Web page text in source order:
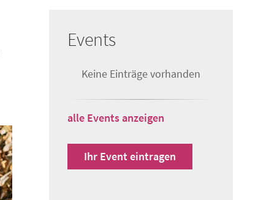
Events
Keine Einträge vorhanden
alle Events anzeigen
Ihr Event eintragen